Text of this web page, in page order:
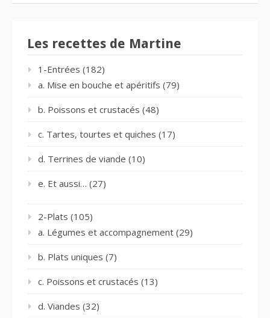
Les recettes de Martine
1-Entrées (182)
a. Mise en bouche et apéritifs (79)
b. Poissons et crustacés (48)
c. Tartes, tourtes et quiches (17)
d. Terrines de viande (10)
e. Et aussi… (27)
2-Plats (105)
a. Légumes et accompagnement (29)
b. Plats uniques (7)
c. Poissons et crustacés (13)
d. Viandes (32)